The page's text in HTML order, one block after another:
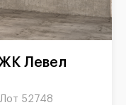
Лот 52748